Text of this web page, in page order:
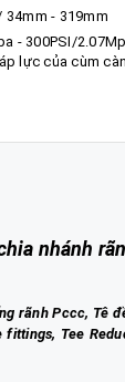
34mm - 319mm
- 300PSI/
lực của cùm
nhánh
rãnh Pccc, Tê
fittings, Tee